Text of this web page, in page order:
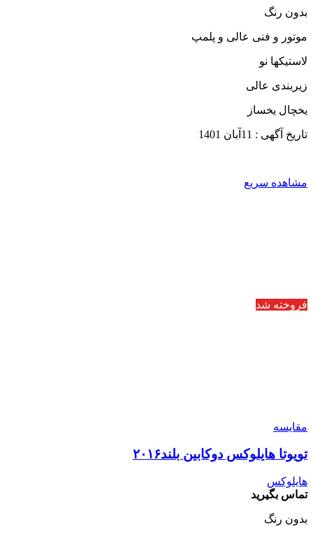
بدون رنگ
موتور و فنی عالی و پلمپ
لاستیکها نو
زیربندی عالی
یخچال یخساز
تاریخ آگهی : 11آبان 1401
مشاهده سریع
فروخته شد
مقایسه
تویوتا هایلوکس دوکابین بلند۲۰۱۶
هایلوکس
تماس بگیرید
بدون رنگ